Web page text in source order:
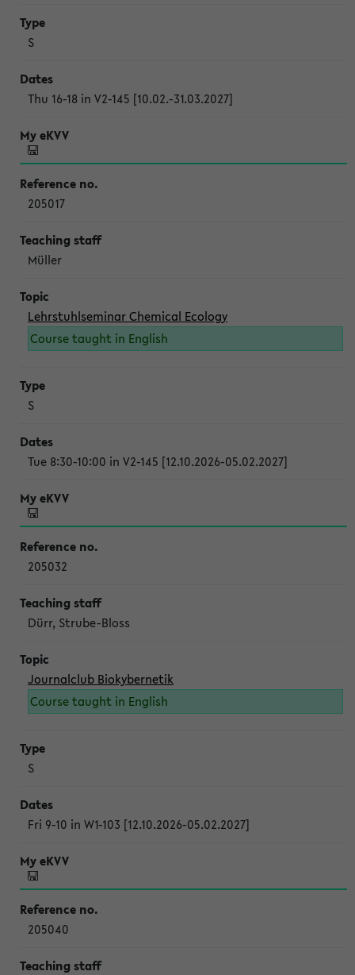
S
Thu 16-18 in V2-145 [10.02.-31.03.2027]
205017
Müller
Lehrstuhlseminar Chemical Ecology
Course taught in English
S
Tue 8:30-10:00 in V2-145 [12.10.2026-05.02.2027]
205032
Dürr, Strube-Bloss
Journalclub Biokybernetik
Course taught in English
S
Fri 9-10 in W1-103 [12.10.2026-05.02.2027]
205040